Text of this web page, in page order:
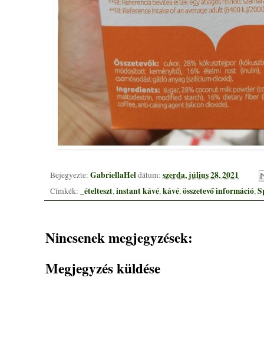
Bejegyezte: GabriellaHeldátum: szerda, július 28, 2021
Címkék: _ételteszt,instant kávé,kávé,összetevő információ,
Nincsenek megjegyzések:
Megjegyzés küldése